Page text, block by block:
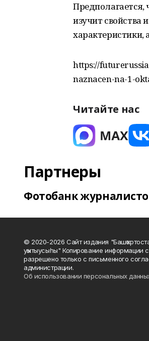
Предполагается,
изучит свойства
характеристики,
https://
naznacen-na-1-
Читайте нас
Партнеры
Фотобанк
© 2020-2026 Сайт издания
уҡытыусыһы" Копирование информации
разрешено только с письменного
администрации.
Об использовании персональных